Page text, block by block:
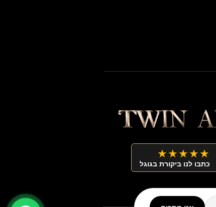
★★★★★
כתבו לנו ביקורת בגוגל